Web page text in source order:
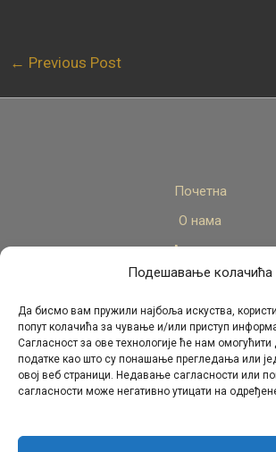
Подешавање колачића
Да бисмо вам пружили најбоља искуства,
попут колачића за чување и/или приступ
Сагласност за ове технологије ће нам омогућити
податке као што су понашање прегледања или
овој веб страници. Недавање сагласности или
сагласности може негативно утицати на
← Previous Post
Почетна
О нама
Актуелно
Стручни кадар
Пројекти
Архива
Контакт